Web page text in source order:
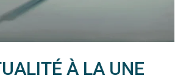
À LA UNE